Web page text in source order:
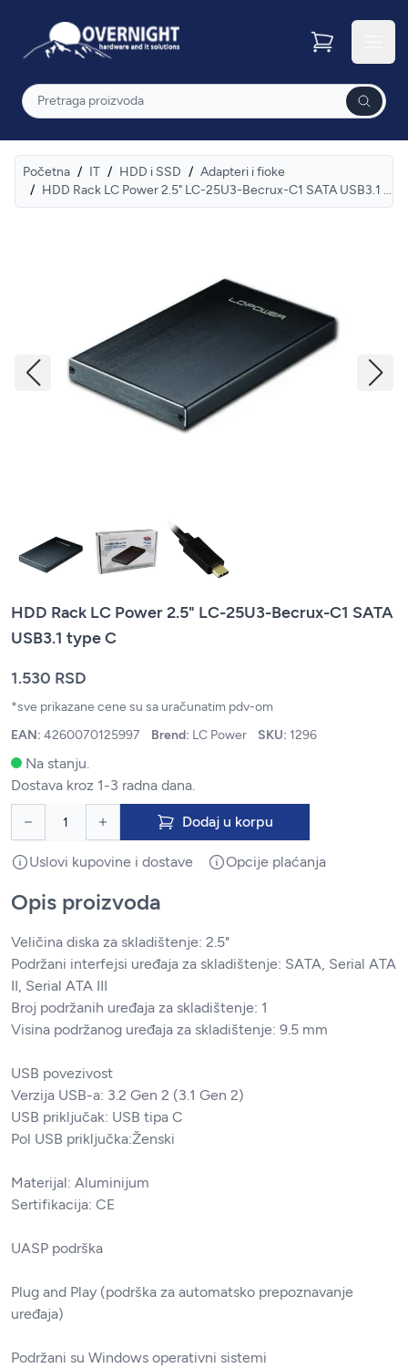
Overnight
Pretraga
Početna / IT / HDD i SSD / Adapteri i fioke
/
HDD Rack LC Power 2.5" LC-25U3-Becrux-C1 SATA USB3.1 type C
HDD Rack LC Power 2.5" LC-25U3-Becrux-C1 SATA
USB3.1 type C
1.530 RSD
*sve prikazane cene su sa uračunatim pdv-om
EAN: 4260070125997 Brend: LC Power SKU: 1296
Na stanju.
Dostava kroz 1-3 radna dana.
Dodaj u korpu
Uslovi kupovine i dostave Opcije plaćanja
Opis proizvoda
Veličina diska za skladištenje: 2.5"
Podržani interfejsi uređaja za skladištenje: SATA, Serial ATA
II, Serial ATA III
Broj podržanih uređaja za skladištenje: 1
Visina podržanog uređaja za skladištenje: 9.5 mm
USB povezivost
Verzija USB-a: 3.2 Gen 2 (3.1 Gen 2)
USB priključak: USB tipa C
Pol USB priključka:Ženski
Materijal: Aluminijum
Sertifikacija: CE
UASP podrška
Plug and Play (podrška za automatsko prepoznavanje
uređaja)
Podržani su Windows operativni sistemi